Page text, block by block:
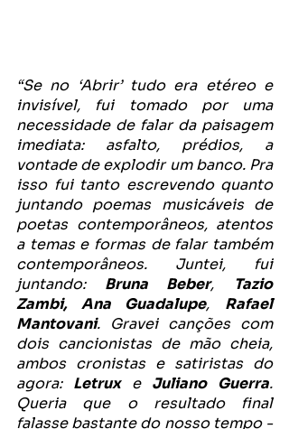
“Se no ‘Abrir’ tudo era etéreo e
invisível, fui tomado por uma
necessidade de falar da paisagem
imediata: asfalto, prédios, a
vontade de explodir um banco. Pra
isso fui tanto escrevendo quanto
juntando poemas musicáveis de
poetas contemporâneos, atentos
a temas e formas de falar também
contemporâneos. Juntei, fui
juntando: Bruna Beber, Tazio
Zambi, Ana Guadalupe, Rafael
Mantovani. Gravei canções com
dois cancionistas de mão cheia,
ambos cronistas e satiristas do
agora: Letrux e Juliano Guerra.
Queria que o resultado final
falasse bastante do nosso tempo -